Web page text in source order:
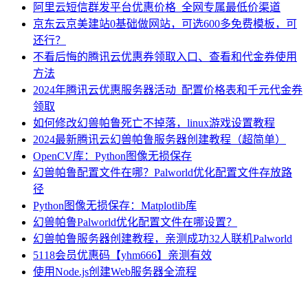
阿里云短信群发平台优惠价格_全网专属最低价渠道
京东云京美建站0基础做网站，可选600多免费模板，可
还行？
不看后悔的腾讯云优惠券领取入口、查看和代金券使用
方法
2024年腾讯云优惠服务器活动_配置价格表和千元代金券
领取
如何修改幻兽帕鲁死亡不掉落，linux游戏设置教程
2024最新腾讯云幻兽帕鲁服务器创建教程（超简单）
OpenCV库：Python图像无损保存
幻兽帕鲁配置文件在哪？Palworld优化配置文件存放路
径
Python图像无损保存：Matplotlib库
幻兽帕鲁Palworld优化配置文件在哪设置？
幻兽帕鲁服务器创建教程，亲测成功32人联机Palworld
5118会员优惠码【yhm666】亲测有效
使用Node.js创建Web服务器全流程